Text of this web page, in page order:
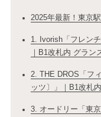
2025年最新！東京
1. Ivorish「フレン
｜B1改札内 グラン
2. THE DROS「フ
ッツ〕」｜B1改札
3. オードリー「東